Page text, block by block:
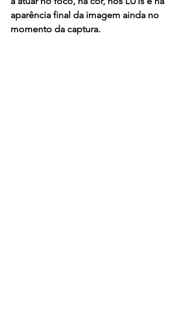
aparência final da imagem ainda no
momento da captura.